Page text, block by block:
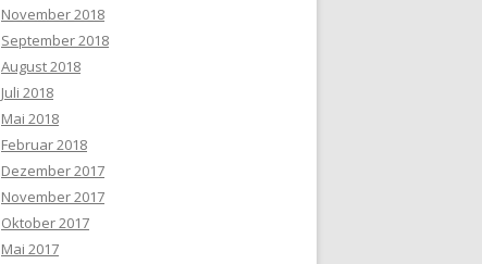
November 2018
September 2018
August 2018
Juli 2018
Mai 2018
Februar 2018
Dezember 2017
November 2017
Oktober 2017
Mai 2017